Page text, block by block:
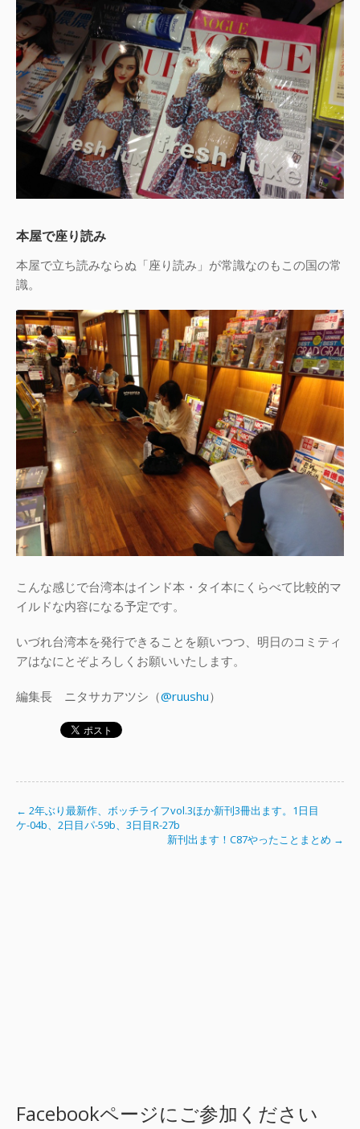
本屋で座り読み
本屋で立ち読みならぬ「座り読み」が常識なのもこの国の常
識。
こんな感じで台湾本はインド本・タイ本にくらべて比較的マ
イルドな内容になる予定です。
いづれ台湾本を発行できることを願いつつ、明日のコミティ
アはなにとぞよろしくお願いいたします。
編集長 ニタサカアツシ（@ruushu）
← 2年ぶり最新作、ボッチライフvol.3ほか新刊3冊出ます。1日目
ケ-04b、2日目パ-59b、3日目R-27b
新刊出ます！C87やったことまとめ →
Facebookページにご参加ください